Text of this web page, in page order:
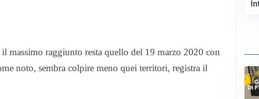
massimo raggiunto resta quello del 19 marzo 2020 con
noto, sembra colpire meno quei territori, registra il